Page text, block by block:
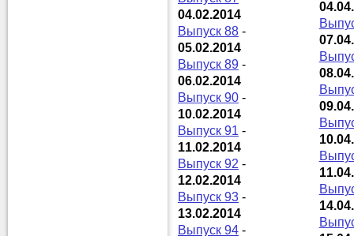
04.02.2014
Выпуск 88 -
05.02.2014
Выпуск 89 -
06.02.2014
Выпуск 90 -
10.02.2014
Выпуск 91 -
11.02.2014
Выпуск 92 -
12.02.2014
Выпуск 93 -
13.02.2014
Выпуск 94 -